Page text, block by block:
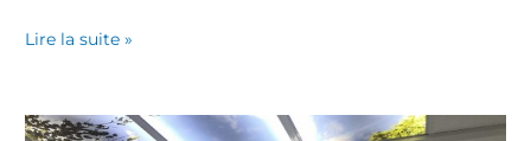
Lire la suite »
Nouvelle